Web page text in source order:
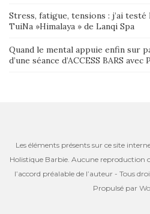
Stress, fatigue, tensions : j’ai testé
TuiNa »Himalaya » de Lanqi Spa
Quand le mental appuie enfin sur
d’une séance d’ACCESS BARS
Les éléments présents sur ce site
Holistique Barbie. Aucune reproduction
l’accord préalable de l’auteur - Tous
Propulsé par